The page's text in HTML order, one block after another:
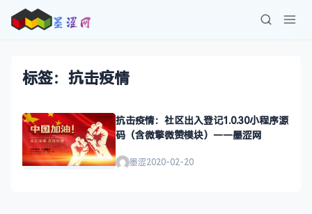
标签：抗击疫情
抗击疫情：社区出入登记1.0.30小程序源
码（含微擎微赞模块）——墨涩网
墨涩2020-02-20